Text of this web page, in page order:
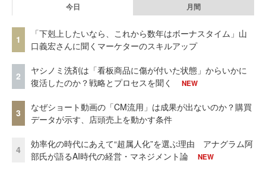
今日 月間
1
「下剋上したいなら、これから数年はボーナスタイム」山
口義宏さんに聞くマーケターのスキルアップ
2
ヤシノミ洗剤は「看板商品に傷が付いた状態」からいかに
復活したのか？戦略とプロセスを聞く
NEW
3
なぜショート動画の「CM流用」は成果が出ないのか？購買
データが示す、店頭売上を動かす条件
4
効率化の時代にあえて“超属人化”を選ぶ理由 アナグラム阿
部氏が語るAI時代の経営・マネジメント論
NEW